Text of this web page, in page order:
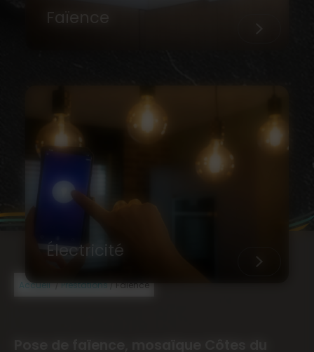
Faïence
Électricité
Accueil/Prestations/Faïence